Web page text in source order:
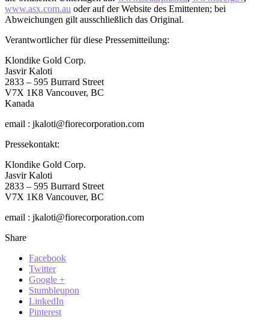
www.asx.com.au oder auf der Website des Emittenten; bei
Abweichungen gilt ausschließlich das Original.
Verantwortlicher für diese Pressemitteilung:
Klondike Gold Corp.
Jasvir Kaloti
2833 – 595 Burrard Street
V7X 1K8 Vancouver, BC
Kanada
email : jkaloti@fiorecorporation.com
Pressekontakt:
Klondike Gold Corp.
Jasvir Kaloti
2833 – 595 Burrard Street
V7X 1K8 Vancouver, BC
email : jkaloti@fiorecorporation.com
Share
Facebook
Twitter
Google +
Stumbleupon
LinkedIn
Pinterest